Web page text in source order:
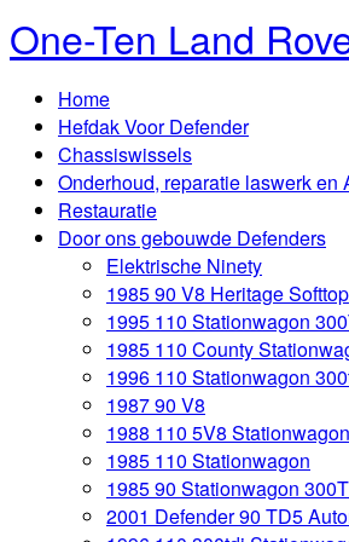
One-Ten Land
Home
Hefdak Voor Defender
Chassiswissels
Onderhoud, reparatie laswerk en
Restauratie
Door ons gebouwde Defenders
Elektrische Ninety
1985 90 V8 Heritage Softtop
1995 110 Stationwagon
1985 110 County
1996 110 Stationwagon
1987 90 V8
1988 110 5V8
1985 110 Stationwagon
1985 90 Stationwagon
2001 Defender 90 TD5